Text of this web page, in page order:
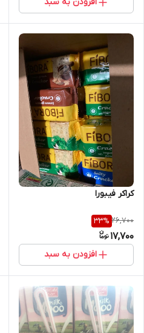
كراكر فيبورا
26,700
33%
17,700
افزودن به سبد